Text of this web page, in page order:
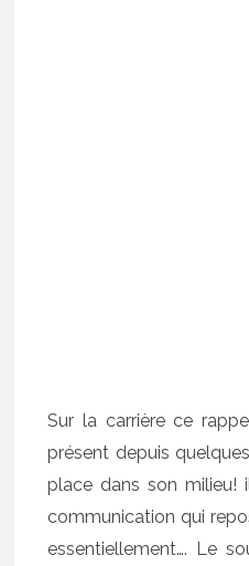
Sur la carrière ce
présent depuis
place dans son milieu!
communication qui
essentiellement…. Le